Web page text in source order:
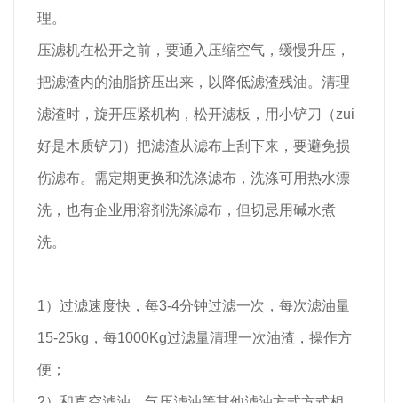
理。
压滤机在松开之前，要通入压缩空气，缓慢升压，
把滤渣内的油脂挤压出来，以降低滤渣残油。清理
滤渣时，旋开压紧机构，松开滤板，用小铲刀（zui
好是木质铲刀）把滤渣从滤布上刮下来，要避免损
伤滤布。需定期更换和洗涤滤布，洗涤可用热水漂
洗，也有企业用溶剂洗涤滤布，但切忌用碱水煮
洗。
1）过滤速度快，每3-4分钟过滤一次，每次滤油量
15-25kg，每1000Kg过滤量清理一次油渣，操作方
便；